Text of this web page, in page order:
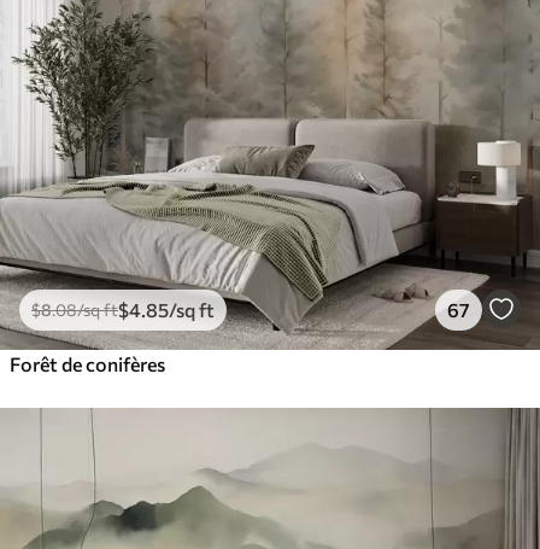
$8.08/sq ft$4 .85/sq ft 67
Forêt de conifères